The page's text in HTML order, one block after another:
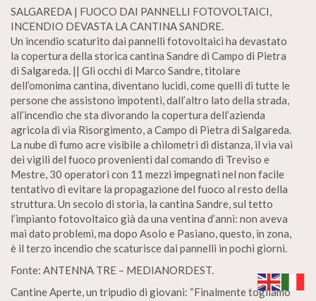
SALGAREDA | FUOCO DAI PANNELLI FOTOVOLTAICI,
INCENDIO DEVASTA LA CANTINA SANDRE.
Un incendio scaturito dai pannelli fotovoltaici ha devastato
la copertura della storica cantina Sandre di Campo di Pietra
di Salgareda. || Gli occhi di Marco Sandre, titolare
dell’omonima cantina, diventano lucidi, come quelli di tutte le
persone che assistono impotenti, dall’altro lato della strada,
all’incendio che sta divorando la copertura dell’azienda
agricola di via Risorgimento, a Campo di Pietra di Salgareda.
La nube di fumo acre visibile a chilometri di distanza, il via vai
dei vigili del fuoco provenienti dal comando di Treviso e
Mestre, 30 operatori con 11 mezzi impegnati nel non facile
tentativo di evitare la propagazione del fuoco al resto della
struttura. Un secolo di storia, la cantina Sandre, sul tetto
l’impianto fotovoltaico già da una ventina d’anni: non aveva
mai dato problemi, ma dopo Asolo e Pasiano, questo, in zona,
è il terzo incendio che scaturisce dai pannelli in pochi giorni.
Fonte: ANTENNA TRE – MEDIANORDEST.
Cantine Aperte, un tripudio di giovani: “Finalmente togliamo